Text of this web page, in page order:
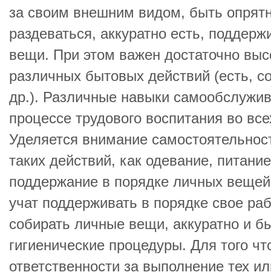
за своим внешним видом, быть
раздеваться, аккуратно есть,
вещи. При этом важен достаточно
различных бытовых действий (есть,
др.). Различные навыки
процессе трудового воспитания во
Уделяется внимание
таких действий, как одевание,
поддержание в порядке личных
учат поддерживать в порядке свое
собирать личные вещи, аккуратно и
гигиенические процедуры. Для того
ответственности за выполнение тех